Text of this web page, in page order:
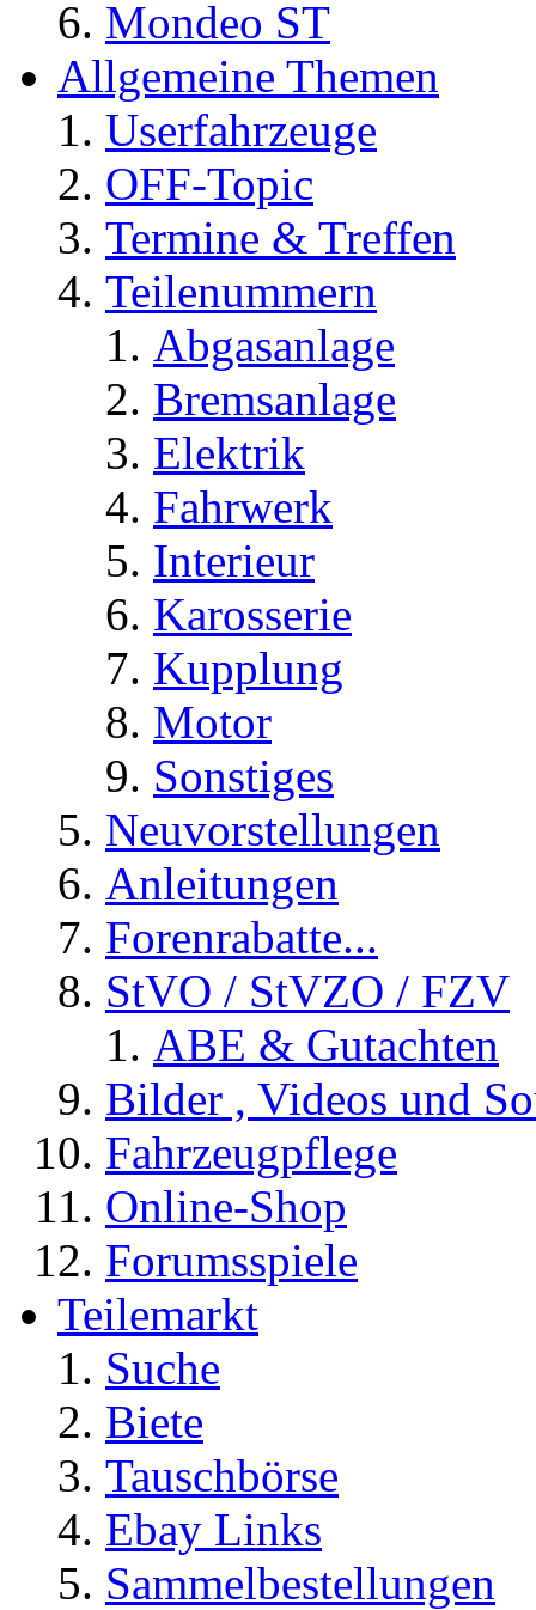
Mondeo ST
Allgemeine Themen
Userfahrzeuge
OFF-Topic
Termine & Treffen
Teilenummern
Abgasanlage
Bremsanlage
Elektrik
Fahrwerk
Interieur
Karosserie
Kupplung
Motor
Sonstiges
Neuvorstellungen
Anleitungen
Forenrabatte...
StVO / StVZO / FZV
ABE & Gutachten
Bilder , Videos und
Fahrzeugpflege
Online-Shop
Forumsspiele
Teilemarkt
Suche
Biete
Tauschbörse
Ebay Links
Sammelbestellungen